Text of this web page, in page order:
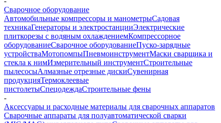
Сварочное оборудование
Автомобильные компрессоры и манометрыСадовая
техникаГенераторы и электростанцииЭлектрические
плиткорезы с водяным охлаждениемКомпрессорное
оборудованиеСварочное оборудованиеПуско-зарядные
устройстваМотопомпыПневмоинструментМаски сварщика и
стекла к нимИзмерительный инструментСтроительные
пылесосыАлмазные отрезные дискиСувенирная
продукцияТермоклеевые
пистолетыСпецодеждаСтроительные фены
-
Аксессуары и расходные материалы для сварочных аппаратов
Сварочные аппараты для полуавтоматической сварки